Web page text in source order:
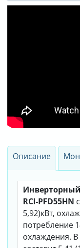
Описание
RCI-PFD55HN
5,92)кВт,
потребление
охлаждения.